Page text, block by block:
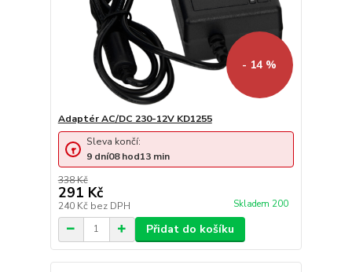
- 14 %
Adaptér AC/DC 230-12V KD1255
338 Kč
291 Kč
240 Kč bez DPH Skladem 200
Sleva končí:
9 dní08hod13 min
Přidat do košíku